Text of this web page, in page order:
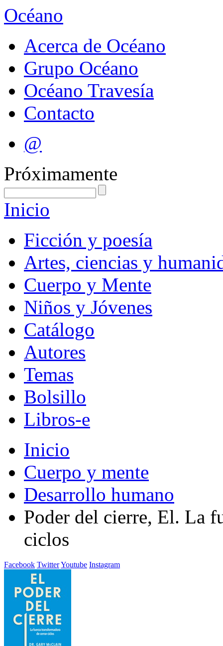
Océano
Acerca de Océano
Grupo Océano
Océano Travesía
Contacto
@
Próximamente
Inicio
Ficción y poesía
Artes, ciencias y
Cuerpo y Mente
Niños y Jóvenes
Catálogo
Autores
Temas
Bolsillo
Libros-e
Inicio
Cuerpo y mente
Desarrollo humano
Poder del cierre, El. La
ciclos
Facebook TwitterYoutube Instagram